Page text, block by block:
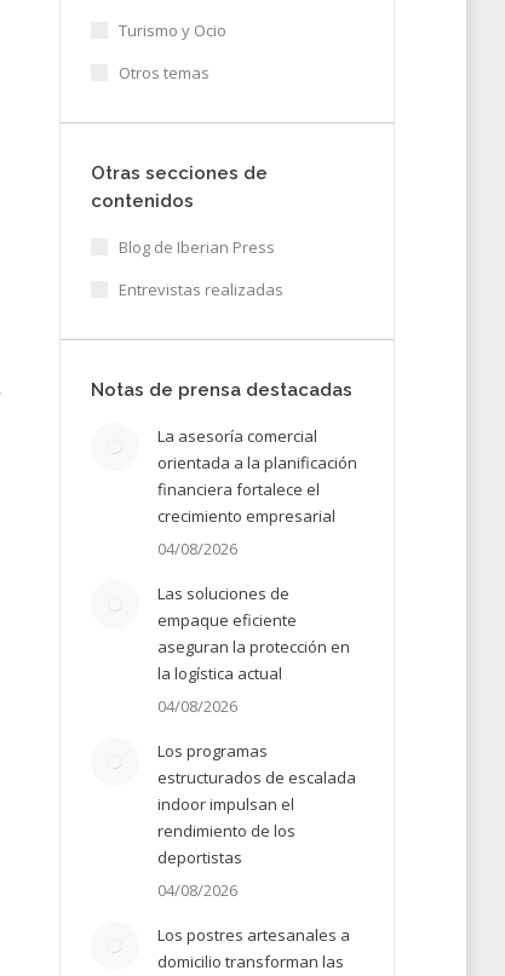
Turismo y Ocio
Otros temas
Otras secciones de
contenidos
Blog de Iberian Press
Entrevistas realizadas
Notas de prensa destacadas
La asesoría comercial
orientada a la planificación
financiera fortalece el
crecimiento empresarial
04/08/2026
Las soluciones de
empaque eficiente
aseguran la protección en
la logística actual
04/08/2026
Los programas
estructurados de escalada
indoor impulsan el
rendimiento de los
deportistas
04/08/2026
Los postres artesanales a
domicilio transforman las